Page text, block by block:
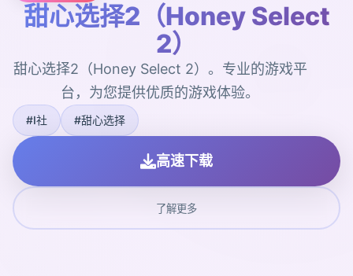
甜心选择2（Honey Select
2）
甜心选择2（Honey Select 2）。专业的游戏平
台，为您提供优质的游戏体验。
#I社 #甜心选择
高速下载
了解更多